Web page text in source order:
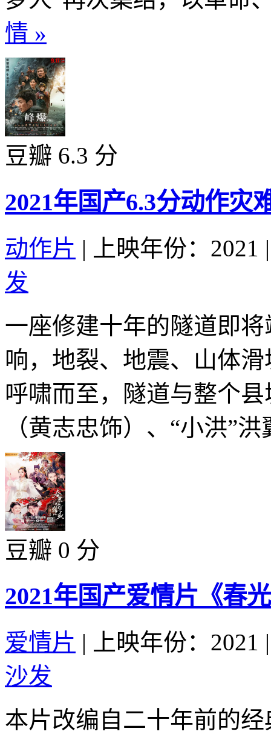
情 »
豆瓣 6.3 分
2021年国产6.3分动作灾
动作片 | 上映年份：2021 |
发
一座修建十年的隧道即
响，地裂、地震、山体
呼啸而至，隧道与整个
（黄志忠饰）、“小洪”
豆瓣 0 分
2021年国产爱情片《春
爱情片 | 上映年份：2021 |
沙发
本片改编自二十年前的